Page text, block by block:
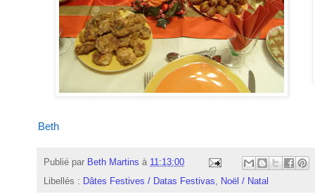
Beth
Publié par Beth Martins à 11:13:00
Libellés : Dâtes Festives / Datas Festivas Noël / Natal